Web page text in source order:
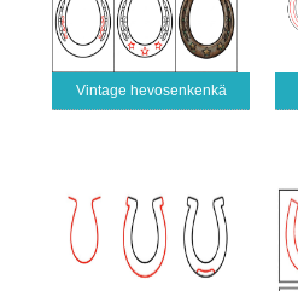
Vintage hevosenkenkä